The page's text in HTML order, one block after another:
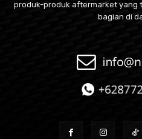
produk-produk aftermarket yang
bagian di